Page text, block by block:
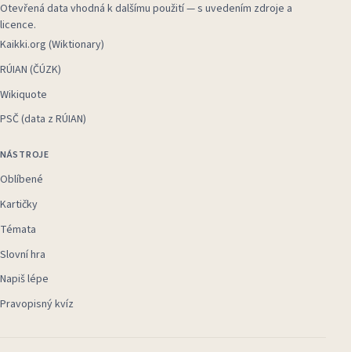
Otevřená data vhodná k dalšímu použití — s uvedením zdroje a
licence.
Kaikki.org (Wiktionary)
RÚIAN (ČÚZK)
Wikiquote
PSČ (data z RÚIAN)
NÁSTROJE
Oblíbené
Kartičky
Témata
Slovní hra
Napiš lépe
Pravopisný kvíz